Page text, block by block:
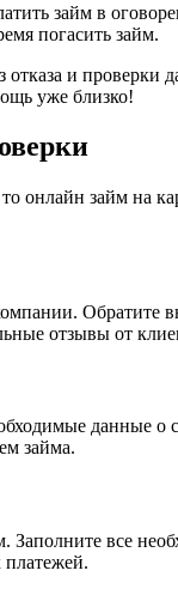
займ в
погасить займ.
и
уже близко!
онлайн займ на
отзывы от
данные
займа.
Заполните все
платежей.